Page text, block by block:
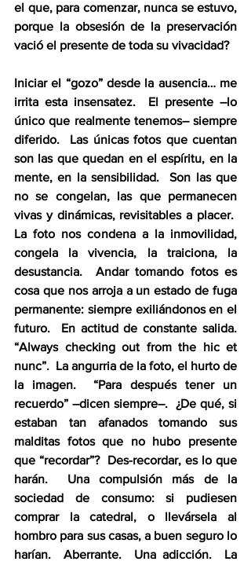
el que, para comenzar, nunca se estuvo,
porque la obsesión de la preservación
vació el presente de toda su vivacidad?
Iniciar el “gozo” desde la ausencia… me
irrita esta insensatez.  El presente –lo
único que realmente tenemos– siempre
diferido.  Las únicas fotos que cuentan
son las que quedan en el espíritu, en la
mente, en la sensibilidad.  Son las que
no se congelan, las que permanecen
vivas y dinámicas, revisitables a placer.
La foto nos condena a la inmovilidad,
congela la vivencia, la traiciona, la
desustancia.  Andar tomando fotos es
cosa que nos arroja a un estado de fuga
permanente: siempre exiliándonos en el
futuro.  En actitud de constante salida.
“Always checking out from the hic et
nunc”.  La angurria de la foto, el hurto de
la imagen.  “Para después tener un
recuerdo” –dicen siempre–.  ¿De qué, si
estaban tan afanados tomando sus
malditas fotos que no hubo presente
que “recordar”?  Des-recordar, es lo que
harán.  Una compulsión más de la
sociedad de consumo: si pudiesen
comprar la catedral, o llevársela al
hombro para sus casas, a buen seguro lo
harían.  Aberrante.  Una adicción.  La